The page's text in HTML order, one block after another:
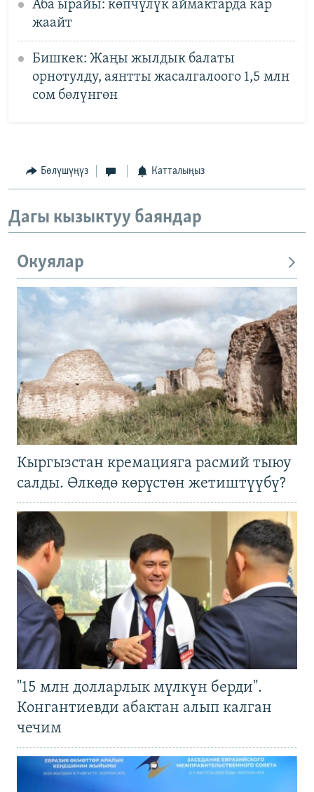
Аба ырайы: көпчүлүк аймактарда кар
жаайт
Бишкек: Жаңы жылдык балаты
орнотулду, аянтты жасалгалоого 1,5 млн
сом бөлүнгөн
Бөлүшүңүз Катталыңыз
Дагы кызыктуу баяндар
Окуялар
Кыргызстан кремацияга расмий тыюу
салды. Өлкөдө көрүстөн жетиштүүбү?
"15 млн долларлык мүлкүн берди".
Конгантиевди абактан алып калган
чечим